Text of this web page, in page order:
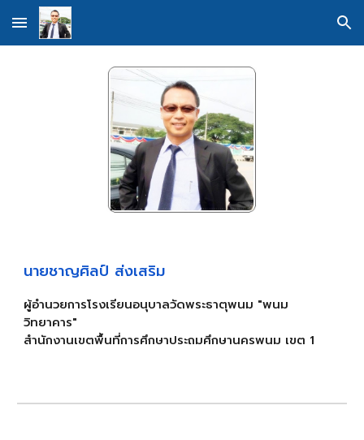
Skip to main content Skip to navigation
นายชาญศิลป์ ส่งเสริม
ผู้อำนวยการโรงเรียนอนุบาลวัดพระธาตุพนม "พนม
วิทยาคาร"
สำนักงานเขตพื้นที่การศึกษาประถมศึกษานครพนม เขต 1